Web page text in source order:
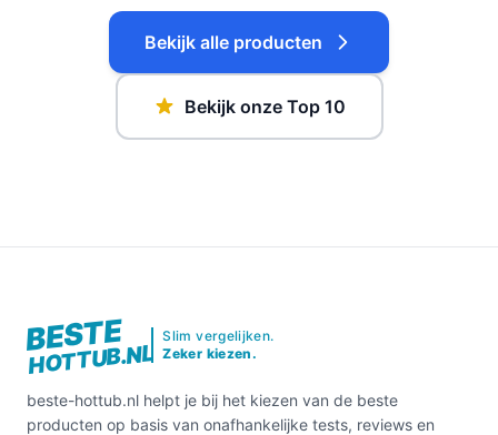
Bekijk alle producten
Bekijk onze Top 10
BESTE
HOTTUB.NL
Slim vergelijken.
Zeker kiezen.
beste-hottub.nl helpt je bij het kiezen van de beste
producten op basis van onafhankelijke tests, reviews en